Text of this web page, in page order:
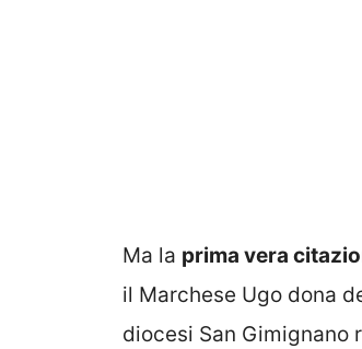
Ma la prima vera
il Marchese Ugo dona
diocesi San Gimignano